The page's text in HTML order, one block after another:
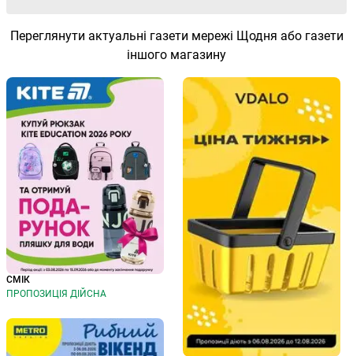
Переглянути актуальні газети мережі Щодня або газети
іншого магазину
СМІК
ПРОПОЗИЦІЯ ДІЙСНА